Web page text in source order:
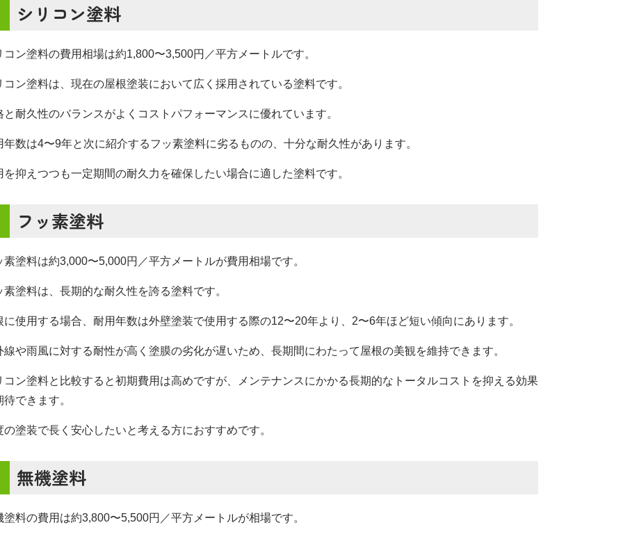
シリコン塗料
コン塗料の費用相場は約1,800〜3,500円／平方メートルです。
コン塗料は、現在の屋根塗装において広く採用されている塗料です。
と耐久性のバランスがよくコストパフォーマンスに優れています。
年数は4〜9年と次に紹介するフッ素塗料に劣るものの、十分な耐久性があります。
を抑えつつも一定期間の耐久力を確保したい場合に適した塗料です。
フッ素塗料
素塗料は約3,000〜5,000円／平方メートルが費用相場です。
素塗料は、長期的な耐久性を誇る塗料です。
に使用する場合、耐用年数は外壁塗装で使用する際の12〜20年より、2〜6年ほど短い傾向にあります。
線や雨風に対する耐性が高く塗膜の劣化が遅いため、長期間にわたって屋根の美観を維持できます。
コン塗料と比較すると初期費用は高めですが、メンテナンスにかかる長期的なトータルコストを抑える効果
待できます。
の塗装で長く安心したいと考える方におすすめです。
無機塗料
塗料の費用は約3,800〜5,500円／平方メートルが相場です。